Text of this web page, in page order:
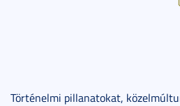
Történelmi pillanatokat,